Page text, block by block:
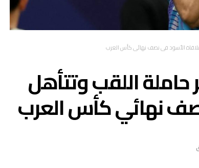
الأسود في نصف نهائي كأس العرب
حاملة اللقب وتتأهل
نهائي كأس العرب